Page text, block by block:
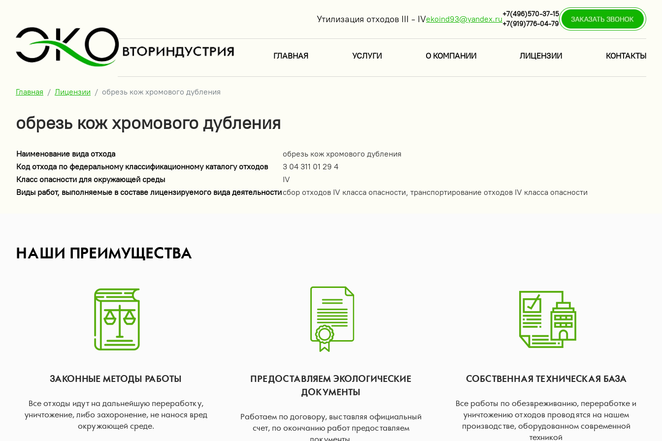
Утилизация отходов III - IVekoind93@yandex.ru
+7(496)570-37-15
+7(919)776-04-79
ГЛАВНАЯ УСЛУГИ О КОМПАНИИ ЛИЦЕНЗИИ КОНТАКТЫ
Главная Лицензии обрезь кож хромового дубления
обрезь кож хромового дубления
Наименование вида отхода
обрезь кож хромового дубления
Код отхода по федеральному классификационному каталогу отходов
3 04 311 01 29 4
Класс опасности для окружающей среды
IV
Виды работ, выполняемые в составе лицензируемого вида деятельностисбор отходов IV класса опасности, транспортирование отходов IV класса опасности
НАШИ ПРЕИМУЩЕСТВА
ЗАКОННЫЕ МЕТОДЫ РАБОТЫ
Все отходы идут на дальнейшую переработку,
уничтожение, либо захоронение, не нанося вред
окружающей среде.
ПРЕДОСТАВЛЯЕМ ЭКОЛОГИЧЕСКИЕ
ДОКУМЕНТЫ
Работаем по договору, выставляя официальный
счет, по окончанию работ предоставляем
СОБСТВЕННАЯ ТЕХНИЧЕСКАЯ БАЗА
Все работы по обезвреживанию, переработке и
уничтожению отходов проводятся на нашем
производстве, оборудованном современной
техникой